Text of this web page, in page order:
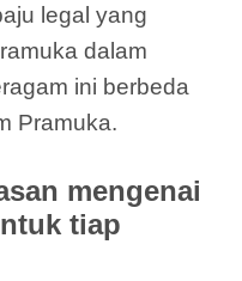
legal yang
dalam
ini berbeda
Pramuka.
mengenai
tiap